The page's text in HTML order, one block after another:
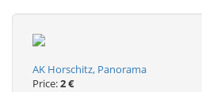
AK Horschitz, Panorama
Price:2 €